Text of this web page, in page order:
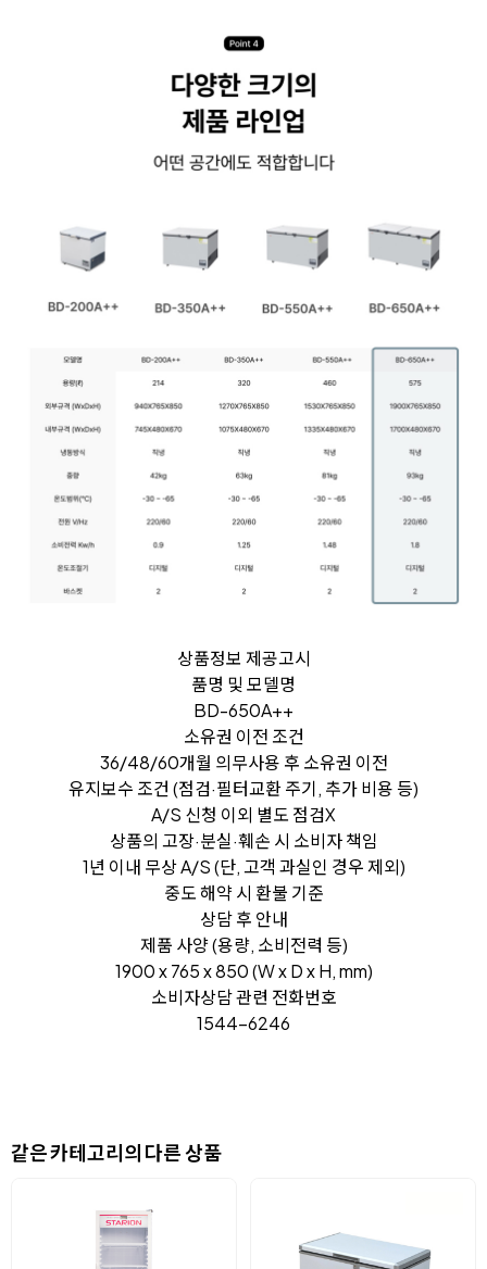
상품정보 제공고시
품명 및 모델명
BD-650A++
소유권 이전 조건
36/48/60개월 의무사용 후 소유권 이전
유지보수 조건 (점검·필터교환 주기, 추가 비용 등)
A/S 신청 이외 별도 점검X
상품의 고장·분실·훼손 시 소비자 책임
1년 이내 무상 A/S (단, 고객 과실인 경우 제외)
중도 해약 시 환불 기준
상담 후 안내
제품 사양 (용량, 소비전력 등)
1900 x 765 x 850 (W x D x H, mm)
소비자상담 관련 전화번호
1544-6246
같은 카테고리의 다른 상품